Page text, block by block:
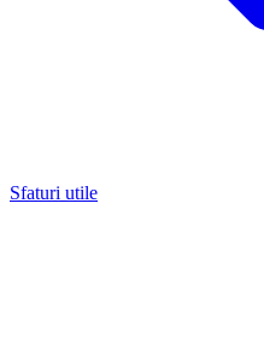
Sfaturi utile